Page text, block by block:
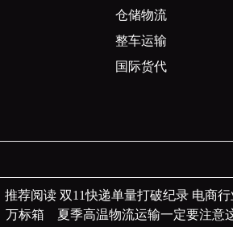
仓储物流
整车运输
国际货代
推荐阅读 双11快递单量打破纪录 电商
万标箱 夏季高温物流运输一定要注意